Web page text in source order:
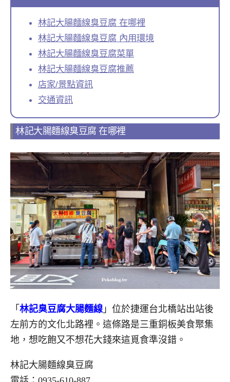
林記大腸麵線臭豆腐 在哪裡
林記大腸麵線臭豆腐 內用環境
林記大腸麵線臭豆腐菜單
林記大腸麵線臭豆腐推薦
店家/景點資訊
交通資訊
林記大腸麵線臭豆腐 在哪裡
「 林記臭豆腐大腸麵線」位於捷運台北橋站出站後
左前方的文化北路裡。這條路是三重銅板美食聚集
地，想吃飽又不想花大錢來這覓食準沒錯。
林記大腸麵線臭豆腐